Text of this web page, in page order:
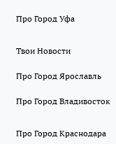
Про Город Уфа
Твои Новости
Про Город Ярославль
Про Город Владивосток
Про Город Краснодара